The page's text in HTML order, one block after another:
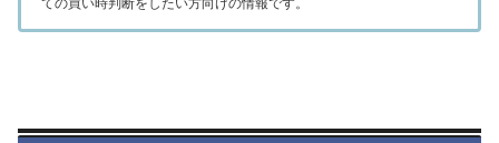
ての買い時判断をしたい方向けの情報です。